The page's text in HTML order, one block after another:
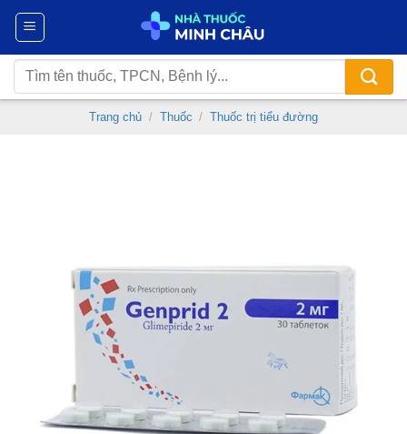
Chuyển
nội
dung
Tìm
kiếm:
Trang chủ / Thuốc / Thuốc trị tiểu đường